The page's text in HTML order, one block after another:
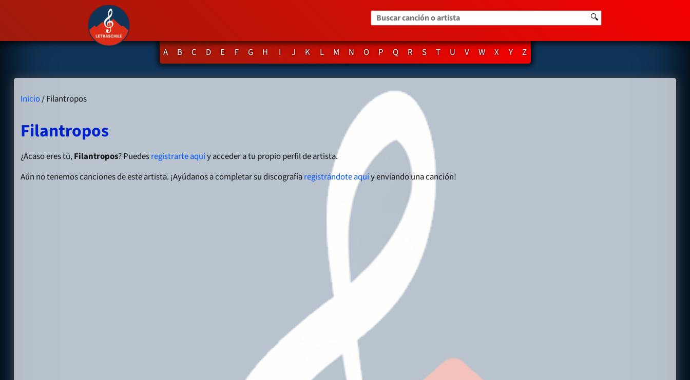
Buscar canción o artista 🔍
A B C D E F G H I J K L M N O P Q R S T U V W X Y Z
Inicio/ Filantropos
Filantropos
¿Acaso eres tú,Filantropos? Puedesregistrarte aquíy acceder a tu propio perfil de artista.
Aún no tenemos canciones de este artista. ¡Ayúdanos a completar su discografíaregistrándote aquíy enviando una canción!